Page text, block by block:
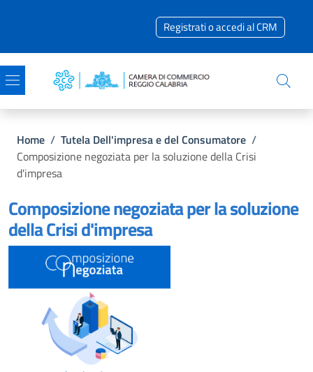
Registrati o accedi al CRM
Briciole di pane
Home / Tutela Dell'impresa e del Consumatore /
Composizione negoziata per la soluzione della Crisi
d'impresa
Composizione negoziata per la soluzione
della Crisi d'impresa